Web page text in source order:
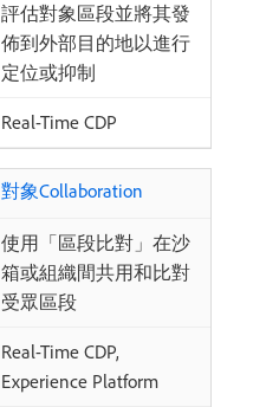
評估對象區段並將其發
佈到外部目的地以進行
定位或抑制
Real-Time CDP
對象Collaboration
使用「區段比對」在沙
箱或組織間共用和比對
受眾區段
Real-Time CDP,
Experience Platform